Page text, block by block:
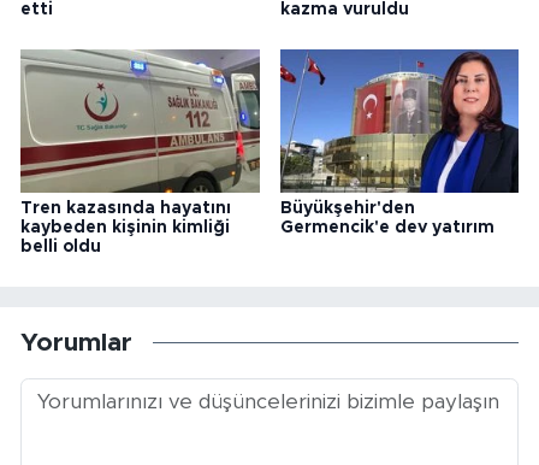
etti
kazma vuruldu
Tren kazasında hayatını
kaybeden kişinin kimliği
belli oldu
Büyükşehir'den
Germencik'e dev yatırım
Yorumlar